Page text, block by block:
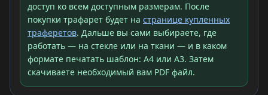
доступ ко всем доступным размерам. После
покупки трафарет будет на странице купленных
траферетов. Дальше вы сами выбираете, где
работать — на стекле или на ткани — и в каком
формате печатать шаблон: A4 или A3. Затем
скачиваете необходимый вам PDF файл.